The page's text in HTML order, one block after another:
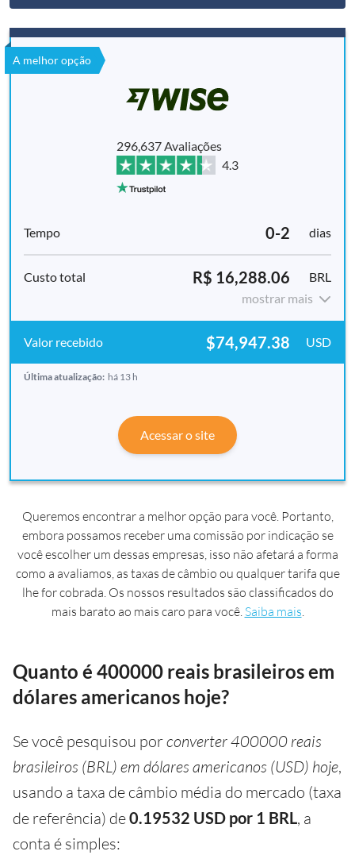
A melhor opção
296,637 Avaliações
4.3
0-2 dias
R$ 16,288.06
BRL
mostrar mais
$74,947.38 USD
Última atualização: há 13 h
Acessar o site
Queremos encontrar a melhor opção para você. Portanto,
embora possamos receber uma comissão por indicação se
você escolher um dessas empresas, isso não afetará a forma
como a avaliamos, as taxas de câmbio ou qualquer tarifa que
lhe for cobrada. Os nossos resultados são classificados do
mais barato ao mais caro para você. Saiba mais.
Quanto é 400000 reais brasileiros em
dólares americanos hoje?
Se você pesquisou porconverter 400000 reais
brasileiros (BRL) em dólares americanos (USD) hoje,
usando a taxa de câmbio média do mercado (taxa
de referência) de0.19532 USD por 1 BRL, a
conta é simples: